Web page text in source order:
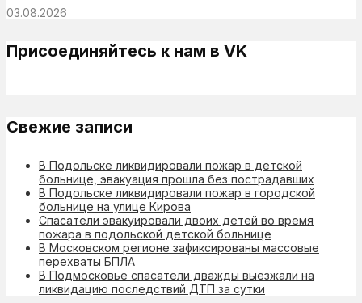
03.08.2026
Присоединяйтесь к нам в VK
Свежие записи
В Подольске ликвидировали пожар в детской
больнице, эвакуация прошла без пострадавших
В Подольске ликвидировали пожар в городской
больнице на улице Кирова
Спасатели эвакуировали двоих детей во время
пожара в подольской детской больнице
В Московском регионе зафиксированы массовые
перехваты БПЛА
В Подмосковье спасатели дважды выезжали на
ликвидацию последствий ДТП за сутки